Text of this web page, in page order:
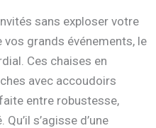
sans exploser votre
grands événements, le
Ces chaises en
avec accoudoirs
entre robustesse,
s’agisse d’une